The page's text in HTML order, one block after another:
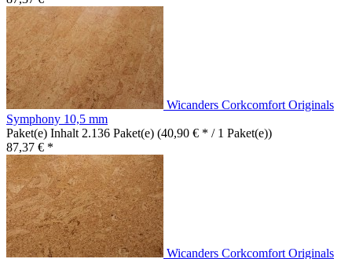
Wicanders Corkcomfort Originals
Symphony 10,5 mm
Paket(e) Inhalt 2.136 Paket(e) (40,90 € * / 1 Paket(e))
87,37 € *
Wicanders Corkcomfort Originals